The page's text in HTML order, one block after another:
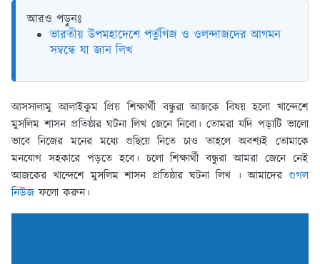
আরও পড়ুনঃ
ভারতীয় উপমহাদেশে পর্তুগিজ ও ওলন্দাজদের আগমন
সম্বন্ধে যা জান লিখ
আসসালামু আলাইকুম প্রিয় শিক্ষার্থী বন্ধুরা আজকে বিষয় হলো খান্দেশে
মুসলিম শাসন প্রতিষ্ঠার ঘটনা লিখ জেনে নিবো। তোমরা যদি পড়াটি ভালো
ভাবে নিজের মনের মধ্যে গুছিয়ে নিতে চাও তাহলে অবশ্যই তোমাকে
মনযোগ সহকারে পড়তে হবে। চলো শিক্ষার্থী বন্ধুরা আমরা জেনে নেই
আজকের খান্দেশে মুসলিম শাসন প্রতিষ্ঠার ঘটনা লিখ । আমাদের গুগল
নিউজ ফলো করুন।